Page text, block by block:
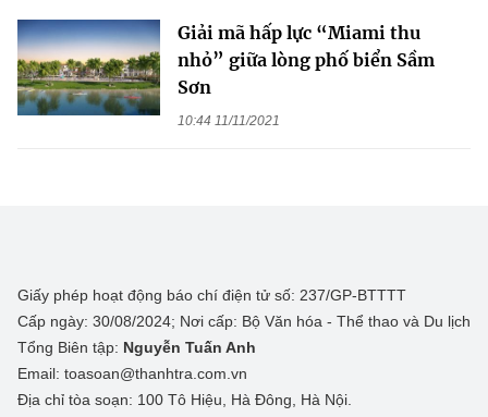
Giải mã hấp lực “Miami thu
nhỏ” giữa lòng phố biển Sầm
Sơn
10:44 11/11/2021
Giấy phép hoạt động báo chí điện tử số: 237/GP-BTTTT
Cấp ngày: 30/08/2024; Nơi cấp: Bộ Văn hóa - Thể thao và Du lịch
Tổng Biên tập: Nguyễn Tuấn Anh
Email: toasoan@thanhtra.com.vn
Địa chỉ tòa soạn: 100 Tô Hiệu, Hà Đông, Hà Nội.